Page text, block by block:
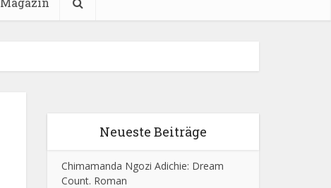
Neueste Beiträge
Chimamanda Ngozi Adichie: Dream
Count. Roman